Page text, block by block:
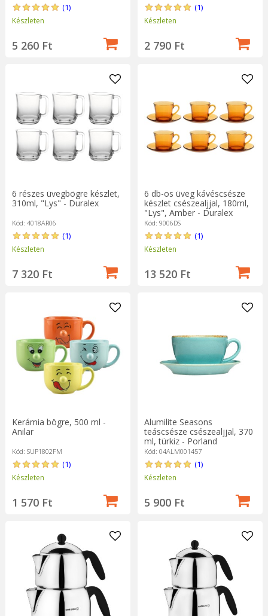
(1)
Készleten
5 260 Ft
(1)
Készleten
2 790 Ft
6 részes üvegbögre készlet,
310ml, "Lys" - Duralex
Kód: 4018AR06
(1)
Készleten
7 320 Ft
6 db-os üveg kávéscsésze
készlet csészealjjal, 180ml,
"Lys", Amber - Duralex
Kód: 9006DS
(1)
Készleten
13 520 Ft
Kerámia bögre, 500 ml -
Anilar
Kód: SUP1802FM
(1)
Készleten
1 570 Ft
Alumilite Seasons
teáscsésze csészealjjal, 370
ml, türkiz - Porland
Kód: 04ALM001457
(1)
Készleten
5 900 Ft